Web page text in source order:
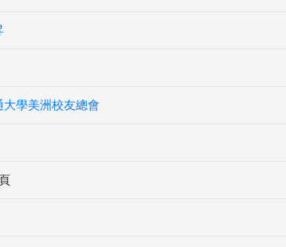
大學美洲校友總會